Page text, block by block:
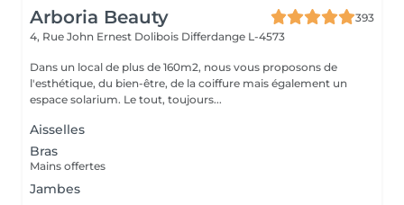
Arboria Beauty
393
4, Rue John Ernest Dolibois Differdange L-4573
Dans un local de plus de 160m2, nous vous proposons de
l'esthétique, du bien-être, de la coiffure mais également un
espace solarium. Le tout, toujours...
Aisselles
Bras
Mains offertes
Jambes